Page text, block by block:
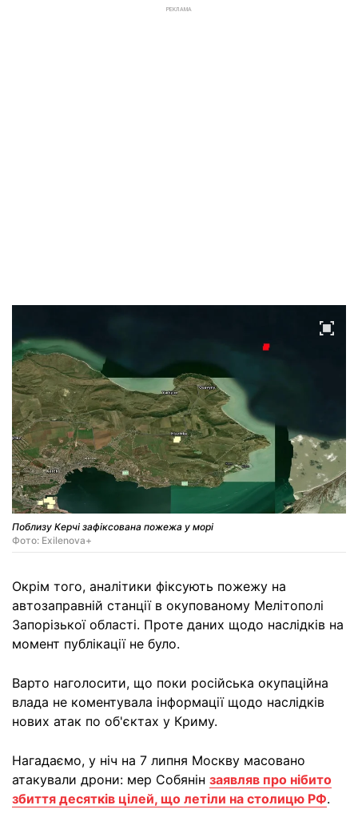
РЕКЛАМА
Поблизу Керчі зафіксована пожежа у морі
Фото: Exilenova+
Окрім того, аналітики фіксують пожежу на
автозаправній станції в окупованому Мелітополі
Запорізької області. Проте даних щодо наслідків на
момент публікації не було.
Варто наголосити, що поки російська окупаційна
влада не коментувала інформації щодо наслідків
нових атак по об'єктах у Криму.
Нагадаємо, у ніч на 7 липня Москву масовано
атакували дрони: мер Собянін заявляв про нібито
збиття десятків цілей, що летіли на столицю РФ.